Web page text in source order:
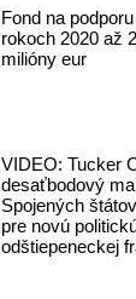
Fond na
rokoch 2020 až
milióny eur
VIDEO: Tucker
desaťbodový
Spojených
pre novú
odštiepeneckej